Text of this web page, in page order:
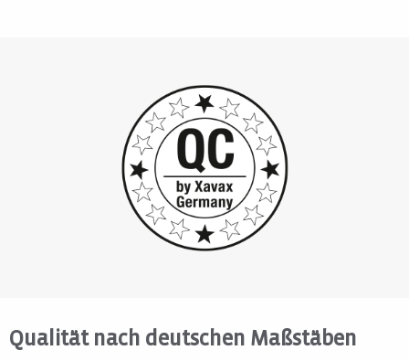
Qualität nach deutschen Maßstäben